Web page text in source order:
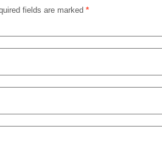
fields are marked *